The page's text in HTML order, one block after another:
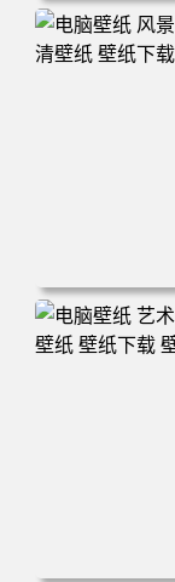
电脑壁纸 自然
面 高清壁纸 壁纸
电脑壁纸 风景
壁纸下载 壁纸大